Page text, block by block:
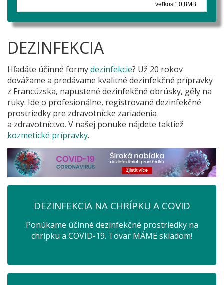
veľkosť: 0,8MB
DEZINFEKCIA
Hľadáte účinné formydezinfekcie? Už 20 rokov
dovážame a predávame kvalitné dezinfekčné prípravky
z Francúzska, napustené dezinfekčné obrúsky, gély na
ruky. Ide o profesionálne, registrované dezinfekčné
prostriedky pre zdravotnícke zariadenia
a zdravotníctvo. V našej ponuke nájdete taktiež
kozmetické prípravky.
DEZINFEKCIA NA CHRÍPKU A COVID
Ponúkame účinné dezinfekčné prostriedky na
chrípku a COVID-19. Tovar MÁME skladom!